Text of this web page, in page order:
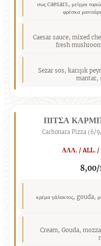
σως caesars, μείγμα
φρέσκα
Caesar sauce, mixed
fresh
Sezar sos, karışık
mantar,
ΠΙΤΣΑ
Carbonara Pizza (6/
ΑΛΛ. / ALL. /
8,00/
κρέμα γάλακτος, gouda,
Cream, Gouda,